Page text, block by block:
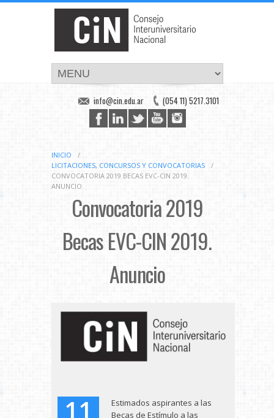
(054 11) 5217.3101
info@cin.edu.ar
INICIO
/
LICITACIONES, CONCURSOS Y CONVOCATORIAS
/
CONVOCATORIA 2019 BECAS EVC-CIN 2019.
ANUNCIO
Convocatoria 2019
Becas EVC-CIN 2019.
Anuncio
11
Estimados aspirantes a las
Becas de Estímulo a las